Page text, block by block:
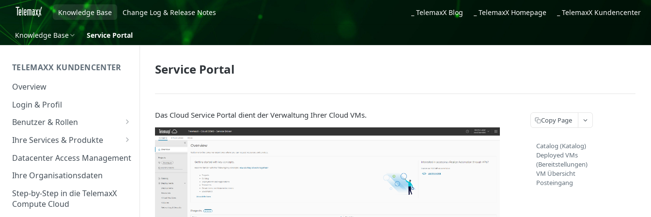
Knowledge Base Change Log & Release Notes _ TelemaxX Blog _ TelemaxX Homepage _ TelemaxX Kundencenter
Knowledge Base Service Portal
TELEMAXX KUNDENCENTER
Overview
Login & Profil
Benutzer & Rollen
Benutzer verwalten
Rollen & Rechte
Ihre Services & Produkte
Services Overview
Service Management
Service & Vertrag
Ansprechpartner &
Datacenter Access Management
Ihre Organisationsdaten
Step-by-Step in die TelemaxX
Compute Cloud
Service Portal
Das Cloud Service Portal dient der Verwaltung Ihrer Cloud VMs.
Copy Page
Catalog (Katalog)
Deployed VMs
(Bereitstellungen)
VM Übersicht
Posteingang